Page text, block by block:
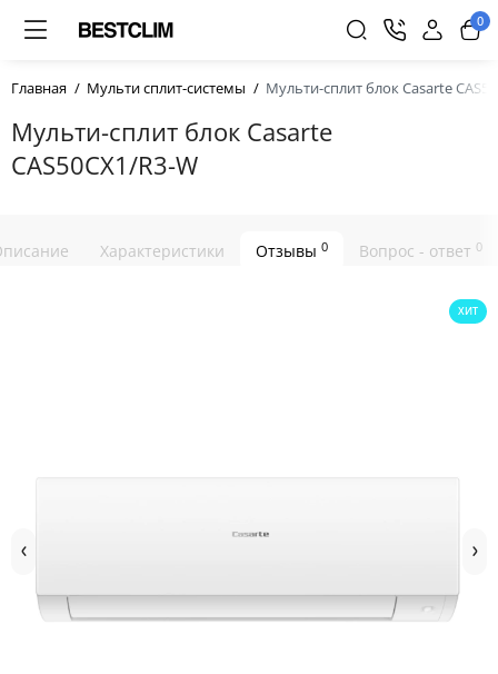
0
Главная Мульти сплит-системы Мульти-сплит блок Casarte
Мульти-сплит блок Casarte
CAS50CX1/R3-W
Характеристики Отзывы 0 Вопрос - ответ 0
ХИТ